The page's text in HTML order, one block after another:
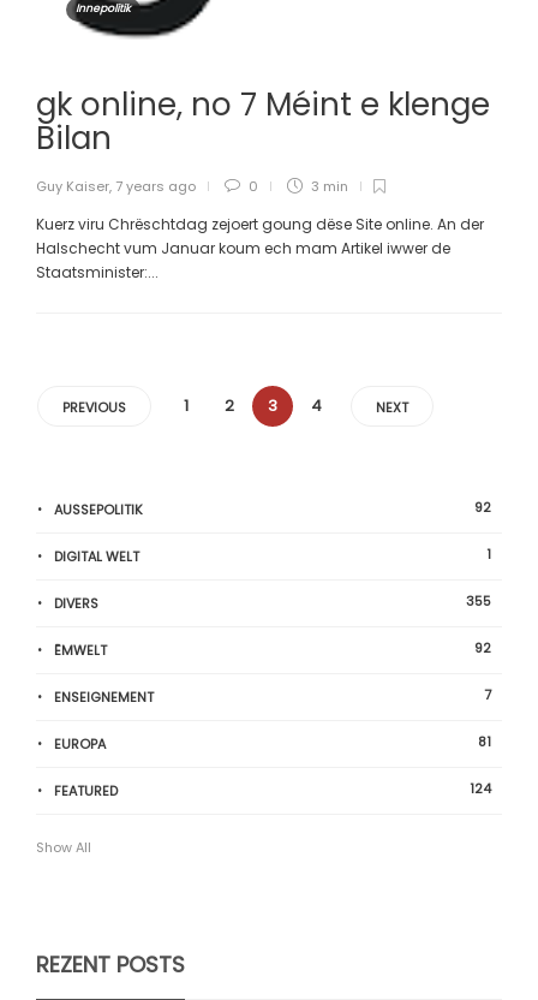
Innepolitik
gk online, no 7 Méint e klenge
Bilan
Guy Kaiser, 7 years ago 0 3 min
Kuerz viru Chrëschtdag zejoert goung dëse Site online. An der
Halschecht vum Januar koum ech mam Artikel iwwer de
Staatsminister:...
PREVIOUS 1 2 3 4 NEXT
AUSSEPOLITIK 92
DIGITAL WELT 1
DIVERS 355
ËMWELT 92
ENSEIGNEMENT 7
EUROPA 81
FEATURED 124
Show All
REZENT POSTS